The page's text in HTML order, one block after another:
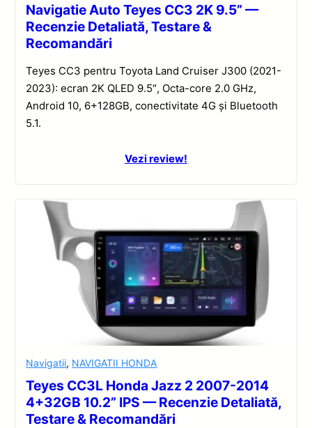
Navigatie Auto Teyes CC3 2K 9.5” —
Recenzie Detaliată, Testare &
Recomandări
Teyes CC3 pentru Toyota Land Cruiser J300 (2021-
2023): ecran 2K QLED 9.5″, Octa-core 2.0 GHz,
Android 10, 6+128GB, conectivitate 4G și Bluetooth
5.1.
Vezi review!
Navigatii, NAVIGATII HONDA
Teyes CC3L Honda Jazz 2 2007-2014
4+32GB 10.2” IPS — Recenzie Detaliată,
Testare & Recomandări